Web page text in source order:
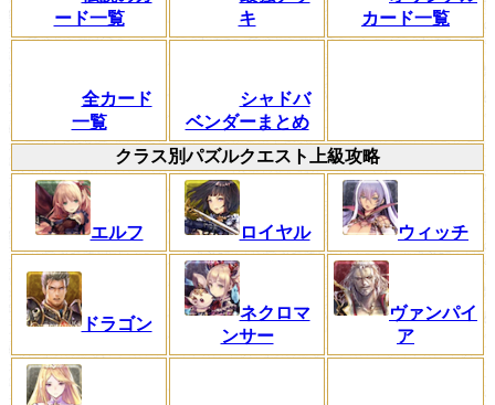
ード一覧
キ
カード一覧
全カード
一覧
シャドバ
ベンダーまとめ
クラス別パズルクエスト上級攻略
エルフ ロイヤル ウィッチ
ドラゴン
ネクロマ
ンサー
ヴァンパイ
ア